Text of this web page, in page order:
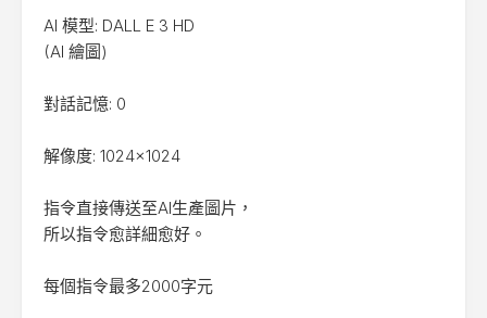
AI 模型: DALL E 3 HD
(AI 繪圖)
對話記憶: 0
解像度: 1024×1024
指令直接傳送至AI生產圖片，
所以指令愈詳細愈好。
每個指令最多2000字元